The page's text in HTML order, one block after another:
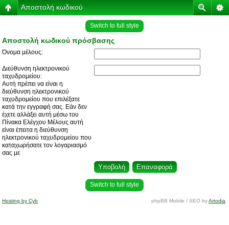
Αποστολή κωδικού
Switch to full style
Αποστολή κωδικού πρόσβασης
Όνομα μέλους:
Διεύθυνση ηλεκτρονικού
ταχυδρομείου:
Αυτή πρέπει να είναι η
διεύθυνση ηλεκτρονικού
ταχυδρομείου που επιλέξατε
κατά την εγγραφή σας. Εάν δεν
έχετε αλλάξει αυτή μέσω του
Πίνακα Ελέγχου Μέλους αυτή
είναι έπειτα η διεύθυνση
ηλεκτρονικού ταχυδρομείου που
καταχωρήσατε τον λογαριασμό
σας με
Switch to full style
Hosting by Cyb phpBB Mobile / SEO byArtodia